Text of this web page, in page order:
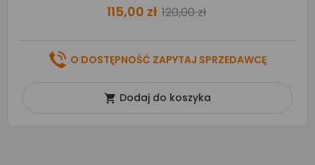
115,00 zł 120,00 zł
O DOSTĘPNOŚĆ ZAPYTAJ SPRZEDAWCĘ
 Dodaj do koszyka